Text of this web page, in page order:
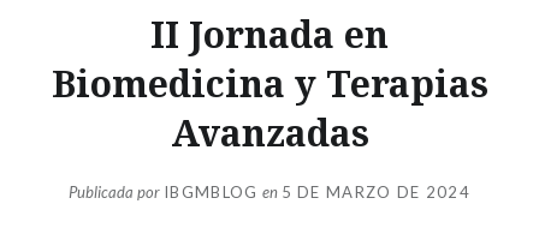
II Jornada en
Biomedicina y Terapias
Avanzadas
Publicada por IBGMBLOG en 5 DE MARZO DE 2024